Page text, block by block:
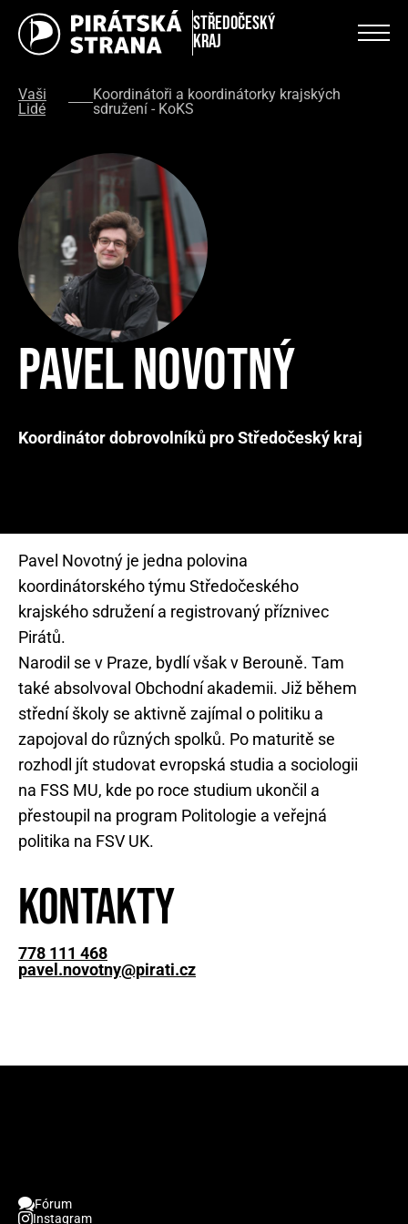
Středočeský
kraj
Vaši
Lidé
Koordinátoři a koordinátorky krajských
sdružení - KoKS
Pavel Novotný
Koordinátor dobrovolníků pro Středočeský kraj
Pavel Novotný je jedna polovina
koordinátorského týmu Středočeského
krajského sdružení a registrovaný příznivec
Pirátů.
Narodil se v Praze, bydlí však v Berouně. Tam
také absolvoval Obchodní akademii. Již během
střední školy se aktivně zajímal o politiku a
zapojoval do různých spolků. Po maturitě se
rozhodl jít studovat evropská studia a sociologii
na FSS MU, kde po roce studium ukončil a
přestoupil na program Politologie a veřejná
politika na FSV UK.
Kontakty
778 111 468
pavel.novotny@pirati.cz
Fórum
Instagram